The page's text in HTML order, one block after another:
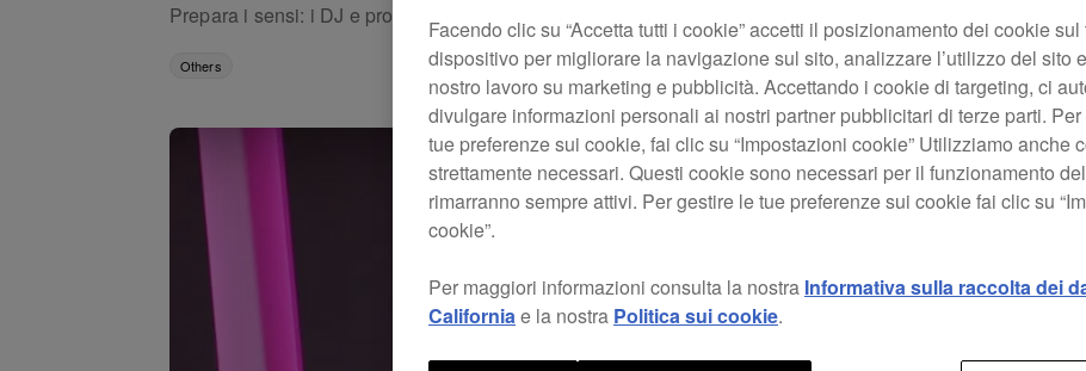
Prepara i sensi: i DJ e produttori OC & Verde sono nel mix di DJsounds Show.
Others
Facendo clic su “Accetta tutti i cookie” accetti il posizionamento dei cookie sul
dispositivo per migliorare la navigazione sul sito, analizzare l’utilizzo del sito
nostro lavoro su marketing e pubblicità. Accettando i cookie di targeting, ci
divulgare informazioni personali ai nostri partner pubblicitari di terze parti.
tue preferenze sui cookie, fai clic su “Impostazioni cookie” Utilizziamo anche
strettamente necessari. Questi cookie sono necessari per il funzionamento
rimarranno sempre attivi. Per gestire le tue preferenze sui cookie fai clic su
cookie”.
Per maggiori informazioni consulta la nostra Informativa sulla raccolta dei
California e la nostra Politica sui cookie.